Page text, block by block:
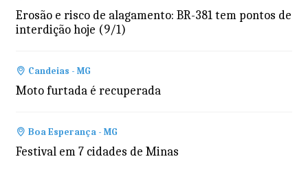
Erosão e risco de alagamento: BR-381 tem pontos de
interdição hoje (9/1)
Candeias - MG
Moto furtada é recuperada
Boa Esperança - MG
Festival em 7 cidades de Minas